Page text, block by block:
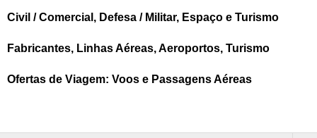
Civil / Comercial, Defesa / Militar, Espaço e Turismo
Fabricantes, Linhas Aéreas, Aeroportos, Turismo
Ofertas de Viagem: Voos e Passagens Aéreas